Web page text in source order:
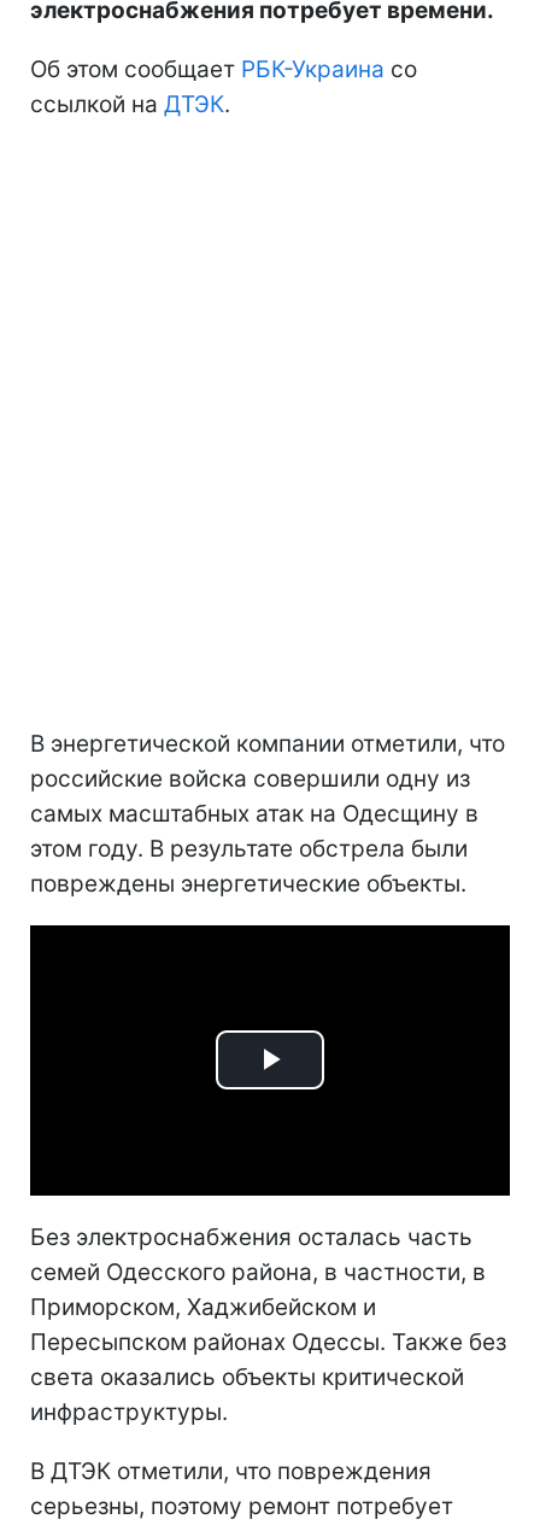
электроснабжения потребует времени.
Об этом сообщает РБК-Украина со
ссылкой на ДТЭК.
В энергетической компании отметили, что
российские войска совершили одну из
самых масштабных атак на Одесщину в
этом году. В результате обстрела были
повреждены энергетические объекты.
Play
Без электроснабжения осталась часть
семей Одесского района, в частности, в
Приморском, Хаджибейском и
Пересыпском районах Одессы. Также без
света оказались объекты критической
инфраструктуры.
В ДТЭК отметили, что повреждения
серьезны, поэтому ремонт потребует